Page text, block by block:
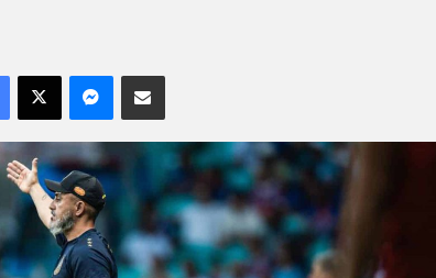
Facebook
X MessengerCompartilhar por e-mail